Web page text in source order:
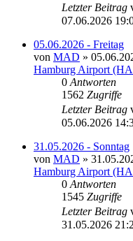
Letzter Beitrag
07.06.2026
05.06.2026 - Freitag
von MAD »
Hamburg Airport
0 Antworten
1562 Zugriffe
Letzter Beitrag
05.06.2026
31.05.2026 - Sonntag
von MAD »
Hamburg Airport
0 Antworten
1545 Zugriffe
Letzter Beitrag
31.05.2026